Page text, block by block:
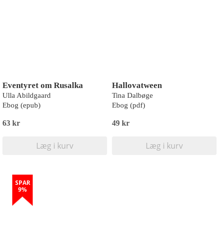
Eventyret om Rusalka
Ulla Abildgaard
Ebog (epub)
63 kr
Læg i kurv
Hallovatween
Tina Dalbøge
Ebog (pdf)
49 kr
Læg i kurv
SPAR
9%